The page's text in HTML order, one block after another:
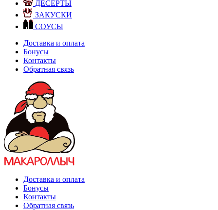
ДЕСЕРТЫ
ЗАКУСКИ
СОУСЫ
Доставка и оплата
Бонусы
Контакты
Обратная связь
Доставка и оплата
Бонусы
Контакты
Обратная связь